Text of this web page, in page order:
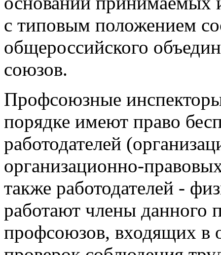
с типовым положением
общероссийского
союзов.
Профсоюзные
порядке имеют право
работодателей
организационно-
также работодателей -
работают члены данного
профсоюзов, входящих в